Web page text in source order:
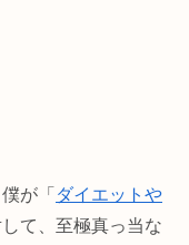
が「 ダイエットや
て、至極真っ当な